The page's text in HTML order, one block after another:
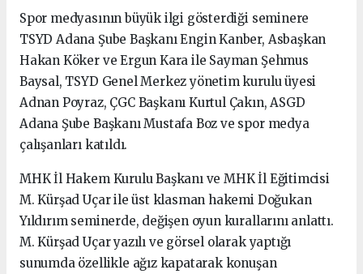
Spor medyasının büyük ilgi gösterdiği seminere
TSYD Adana Şube Başkanı Engin Kanber, Asbaşkan
Hakan Köker ve Ergun Kara ile Sayman Şehmus
Baysal, TSYD Genel Merkez yönetim kurulu üyesi
Adnan Poyraz, ÇGC Başkanı Kurtul Çakın, ASGD
Adana Şube Başkanı Mustafa Boz ve spor medya
çalışanları katıldı.
MHK İl Hakem Kurulu Başkanı ve MHK İl Eğitimcisi
M. Kürşad Uçar ile üst klasman hakemi Doğukan
Yıldırım seminerde, değişen oyun kurallarını anlattı.
M. Kürşad Uçar yazılı ve görsel olarak yaptığı
sunumda özellikle ağız kapatarak konuşan